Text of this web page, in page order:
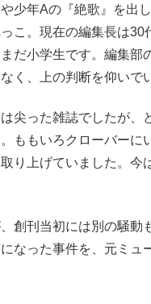
少年Aの『絶歌』を出
こ。現在の編集長は30
だ小学生です。編集部
く、上の判断を仰いで
尖った雑誌でしたが、
ももいろクローバーに
り上げていました。今
創刊当初には別の騒動
なった事件を、元ミュ